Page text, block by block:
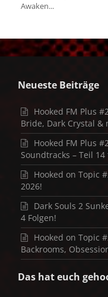
Awaken...
Neueste Beiträge
Hooked FM Plus
Bride, Dark Crystal &
Hooked FM Plus
Soundtracks – Teil
Hooked on Topic
2026!
Dark Souls 2
4 Folgen!
Hooked on Topic
Backrooms,
Das hat euch